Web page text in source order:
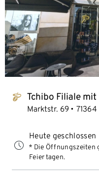
tchibo_logo Tchibo Filiale
Marktstr. 69 71364
Heute geschlossen
* Die Öffnungszeiten
Feiertagen.